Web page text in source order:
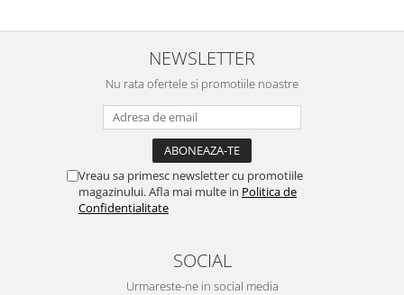
NEWSLETTER
Nu rata ofertele si promotiile noastre
Vreau sa primesc newsletter cu promotiile
magazinului. Afla mai multe in Politica de
Confidentialitate
SOCIAL
Urmareste-ne in social media